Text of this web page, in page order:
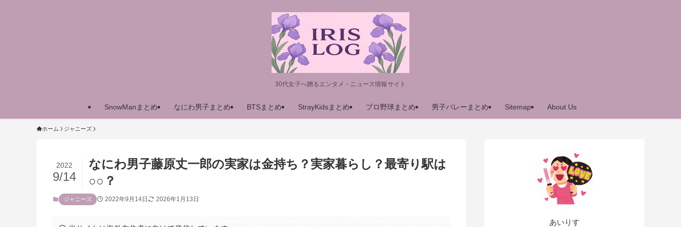
30代女子へ贈るエンタメ・ニュース情報サイト
SnowManまとめ なにわ男子まとめ BTSまとめ StrayKidsまとめ プロ野球まとめ 男子バレーまとめ Sitemap About Us
ホーム ジャニーズ
なにわ男子藤原丈一郎の実家は金持ち？実家暮らし？最寄り駅は
○○？
2022
9/14
ジャニーズ 2022年9月14日 2026年1月13日
あいりす